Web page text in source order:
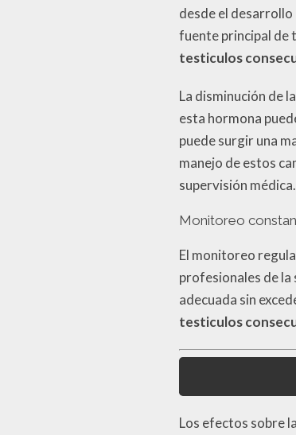
desde el
fuente principal de
testiculos
La disminución de
esta hormona
puede surgir una
manejo de estos
supervisión médica.
Monitoreo
El monitoreo
profesionales de
adecuada sin
testiculos
Los efectos sobre